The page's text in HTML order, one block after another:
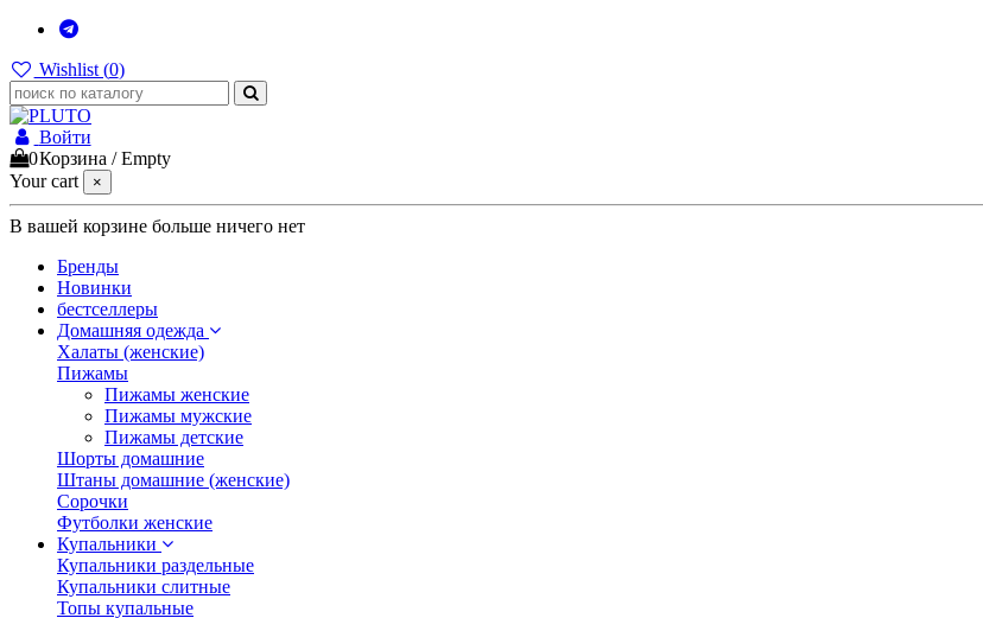
Wishlist (0)
Войти
0Корзина /Empty
Your cart
×
В вашей корзине больше ничего нет
Бренды
Новинки
бестселлеры
Домашняя одежда
Халаты (женские)
Пижамы
Пижамы женские
Пижамы мужские
Пижамы детские
Шорты домашние
Штаны домашние (женские)
Сорочки
Футболки женские
Купальники
Купальники раздельные
Купальники слитные
Топы купальные